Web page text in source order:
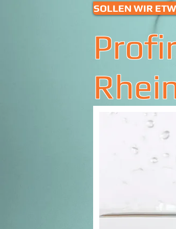
SOLLEN WIR